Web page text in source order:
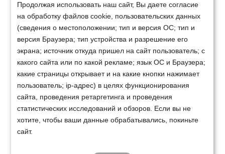
Продолжая использовать наш сайт, Вы даете согласие
на обработку файлов cookie, пользовательских данных
(сведения о местоположении; тип и версия ОС; тип и
версия Браузера; тип устройства и разрешение его
экрана; источник откуда пришел на сайт пользователь; с
какого сайта или по какой рекламе; язык ОС и Браузера;
какие страницы открывает и на какие кнопки нажимает
пользователь; ip-адрес) в целях функционирования
сайта, проведения ретаргетинга и проведения
статистических исследований и обзоров. Если вы не
хотите, чтобы ваши данные обрабатывались, покиньте
сайт.